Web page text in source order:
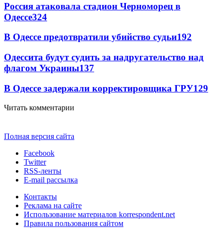
Россия атаковала стадион Черноморец в
Одессе324
В Одессе предотвратили убийство судьи192
Одессита будут судить за надругательство над
флагом Украины137
В Одессе задержали корректировщика ГРУ129
Читать комментарии
Полная версия сайта
Facebook
Twitter
RSS-ленты
E-mail рассылка
Контакты
Реклама на сайте
Использование материалов korrespondent.net
Правила пользования сайтом